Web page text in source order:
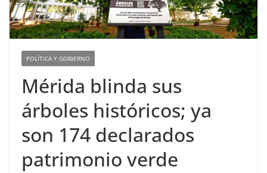
POLÍTICA Y GOBIERNO
Mérida blinda sus
árboles históricos; ya
son 174 declarados
patrimonio verde